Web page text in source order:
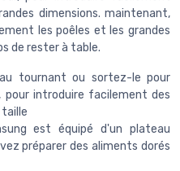
dimensions. maintenant,
les poêles et les grandes
de rester à table.
tournant ou sortez-le pour
introduire facilement des
est équipé d'un plateau
préparer des aliments dorés